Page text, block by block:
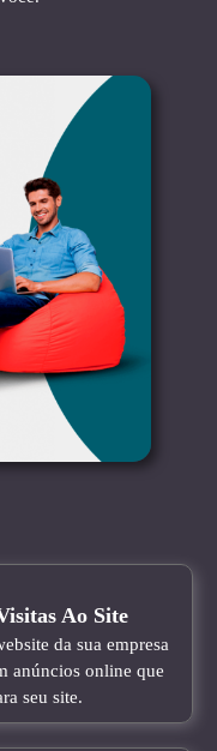
Ao Site
da sua empresa
anúncios online que
seu site.